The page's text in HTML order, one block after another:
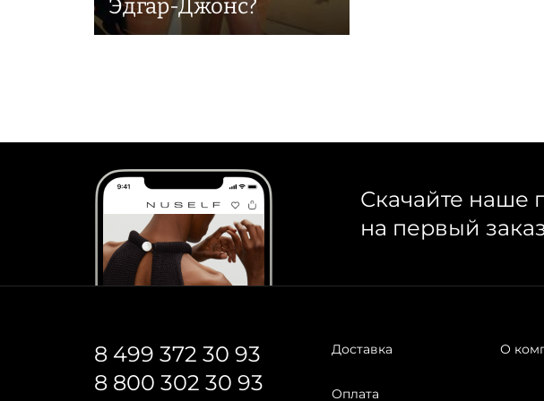
Эдгар-Джонс?
Скачайте наше
на первый
8 499 372 30 93
8 800 302 30 93
Доставка
Оплата
О